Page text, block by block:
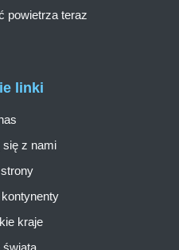
linki
się z nami
kraje
świata
powietrza teraz